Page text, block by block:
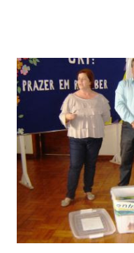
em 9 modalidades:
Xadrez, Judô, Tiro,
Alegres e
adversários, e
uma das regras
quase 600 alunos
anos) estão preparados
7 dias de competições.